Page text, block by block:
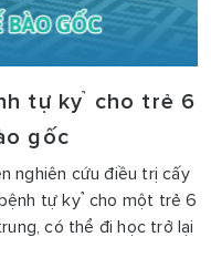
tự kỷ cho trẻ 6
gốc
nghiên cứu điều trị cấy
tự kỷ cho một trẻ 6
có thể đi học trở lại